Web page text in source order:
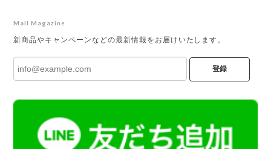
Mail Magazine
新商品やキャンペーンなどの最新情報をお届けいたします。
登録